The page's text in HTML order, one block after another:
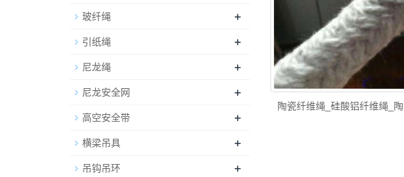
陶瓷纤维绳_硅酸铝纤维绳_陶
玻纤绳 +
引纸绳 +
尼龙绳 +
尼龙安全网 +
高空安全带 +
横梁吊具 +
吊钩吊环 +